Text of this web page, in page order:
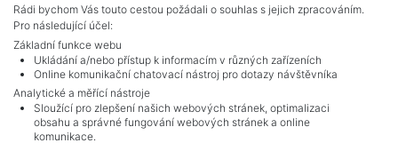
Celkem1inzerátů.
Rádi bychom Vás touto cestou požádali o souhlas s jejich zpracováním.
Pro následující účel:
Základní funkce webu
Ukládání a/nebo přístup k informacím v různých zařízeních
Online komunikační chatovací nástroj pro dotazy návštěvníka
Analytické a měřící nástroje
Sloužící pro zlepšení našich webových stránek, optimalizaci
obsahu a správné fungování webových stránek a online
komunikace.